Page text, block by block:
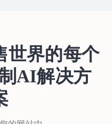
世界的每个
AI解决方